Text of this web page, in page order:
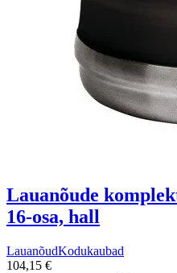
Lauanõude
16-osa, hall
LauanõudKodukaubad
104,15 €